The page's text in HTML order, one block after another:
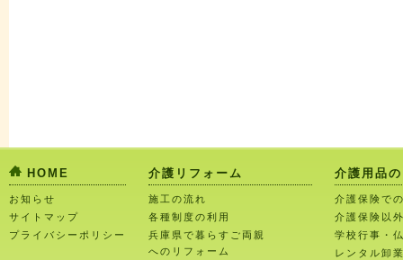
HOME
お知らせ
サイトマップ
プライバシーポリシー
介護リフォーム
施工の流れ
各種制度の利用
兵庫県で暮らすご両親
へのリフォーム
介護用品
介護保険で
介護保険以
学校行事・
レンタル卸